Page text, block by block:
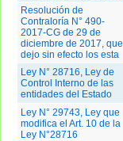
Resolución de
Contraloría N° 490-
2017-CG de 29 de
diciembre de 2017, que
dejo sin efecto los esta
Ley N° 28716, Ley de
Control Interno de las
entidades del Estado
Ley N° 29743, Ley que
modifica el Art. 10 de la
Ley N°28716